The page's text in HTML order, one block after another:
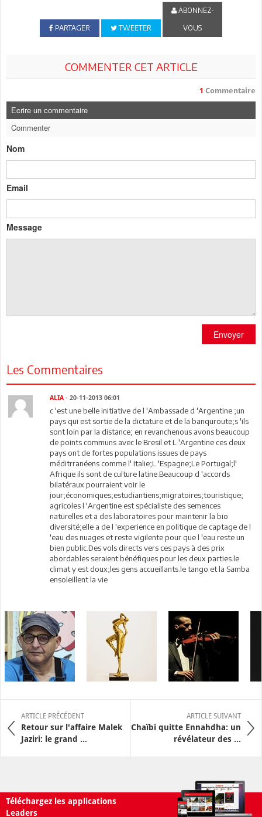
PARTAGER TWEETER
ABONNEZ-
VOUS
COMMENTER CET ARTICLE
1 Commentaire
Ecrire un commentaire
Commenter
Nom
Email
Message
Envoyer
Les Commentaires
ALIA - 20-11-2013 06:01
c 'est une belle initiative de l 'Ambassade d 'Argentine ;un
pays qui est sortie de la dictature et de la banquroute;s 'ils
sont loin par la distance; en revanchenous avons beaucoup
de points communs avec le Bresil et L 'Argentine ces deux
pays ont de fortes populations issues de pays
méditrranéens comme l' Italie;L 'Espagne;Le Portugal;l'
Afrique ils sont de culture latine.Beaucoup d 'accords
bilatéraux pourraient voir le
jour;économiques;estudiantiens;migratoires;touristique;
agricoles l 'Argentine est spécialiste des semences
naturelles et a des laboratoires pour maintenir la bio
diversité;elle a de l 'experience en politique de captage de l
'eau des nuages et reste vigilente pour que l 'eau reste un
bien public.Des vols directs vers ces pays à des prix
abordables seraient bénéfiques pour les deux parties.le
climat y est doux;les gens accueillants.le tango et la Samba
ensoleillent la vie
ARTICLE PRÉCÉDENT
Retour sur l'affaire Malek
Jaziri: le grand ...
ARTICLE SUIVANT
Chaïbi quitte Ennahdha: un
révélateur des ...
Téléchargez les applications
Leaders